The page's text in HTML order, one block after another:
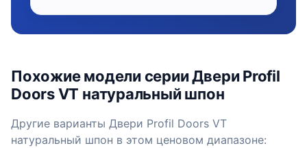
Похожие модели серии Двери Profil
Doors VT натуральный шпон
Другие варианты Двери Profil Doors VT
натуральный шпон в этом ценовом диапазоне: